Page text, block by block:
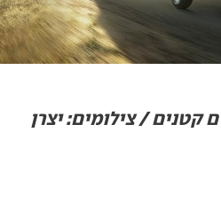
קטנים / צילומים: יצרן